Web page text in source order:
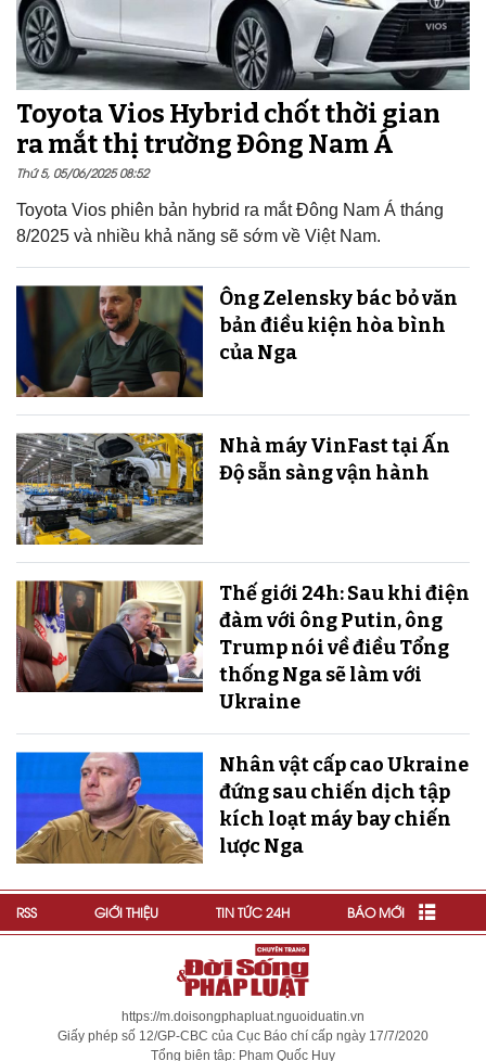
Toyota Vios Hybrid chốt thời gian
ra mắt thị trường Đông Nam Á
Thứ 5, 05/06/2025 08:52
Toyota Vios phiên bản hybrid ra mắt Đông Nam Á tháng
8/2025 và nhiều khả năng sẽ sớm về Việt Nam.
Ông Zelensky bác bỏ văn
bản điều kiện hòa bình
của Nga
Nhà máy VinFast tại Ấn
Độ sẵn sàng v​​​​​​​ận hành
Thế giới 24h: Sau khi điện
đàm với ông Putin, ông
Trump nói về điều Tổng
thống Nga sẽ làm với
Ukraine
Nhân vật cấp cao Ukraine
đứng sau chiến dịch tập
kích loạt máy bay chiến
lược Nga
RSS GIỚI THIỆU TIN TỨC 24H BÁO MỚI
https://m.doisongphapluat.nguoiduatin.vn
Giấy phép số 12/GP-CBC của Cục Báo chí cấp ngày 17/7/2020
Tổng biên tập: Phạm Quốc Huy